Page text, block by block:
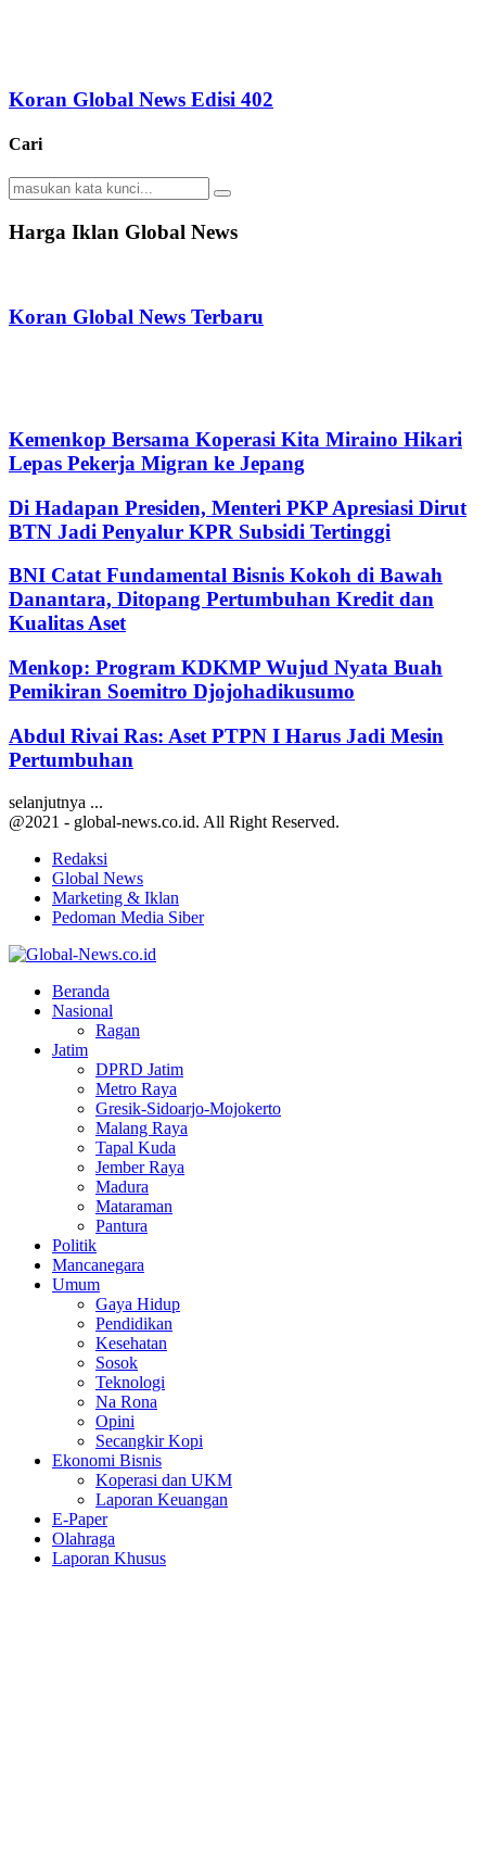
Koran Global News Edisi 402
Cari
Search
for:
Search
Harga Iklan Global News
Koran Global News Terbaru
Kemenkop Bersama Koperasi Kita Miraino Hikari
Lepas Pekerja Migran ke Jepang
Di Hadapan Presiden, Menteri PKP Apresiasi Dirut
BTN Jadi Penyalur KPR Subsidi Tertinggi
BNI Catat Fundamental Bisnis Kokoh di Bawah
Danantara, Ditopang Pertumbuhan Kredit dan
Kualitas Aset
Menkop: Program KDKMP Wujud Nyata Buah
Pemikiran Soemitro Djojohadikusumo
Abdul Rivai Ras: Aset PTPN I Harus Jadi Mesin
Pertumbuhan
selanjutnya ...
@2021 - global-news.co.id. All Right Reserved.
Redaksi
Global News
Marketing & Iklan
Pedoman Media Siber
Beranda
Nasional
Ragan
Jatim
DPRD Jatim
Metro Raya
Gresik-Sidoarjo-Mojokerto
Malang Raya
Tapal Kuda
Jember Raya
Madura
Mataraman
Pantura
Politik
Mancanegara
Umum
Gaya Hidup
Pendidikan
Kesehatan
Sosok
Teknologi
Na Rona
Opini
Secangkir Kopi
Ekonomi Bisnis
Koperasi dan UKM
Laporan Keuangan
E-Paper
Olahraga
Laporan Khusus